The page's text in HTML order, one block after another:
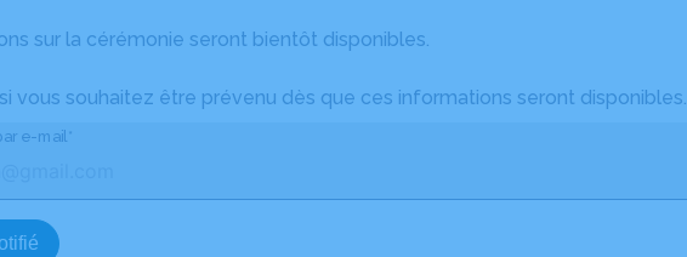
sur la cérémonie seront bientôt disponibles.
vous souhaitez être prévenu dès que ces informations seront disponibles.
e-mail*